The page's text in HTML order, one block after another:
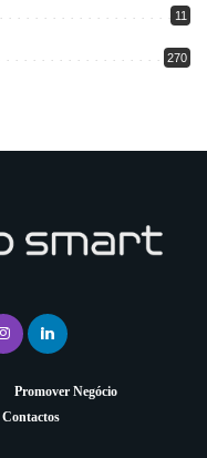
11
270
Promover Negócio
Contactos